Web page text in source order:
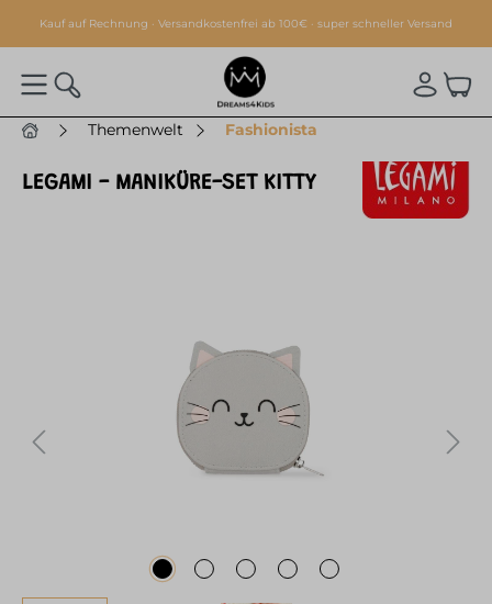
springen
Kauf auf Rechnung · Versandkostenfrei ab 100€ · super schneller Versand
Themenwelt Fashionista
LEGAMI - MANIKÜRE-SET KITTY